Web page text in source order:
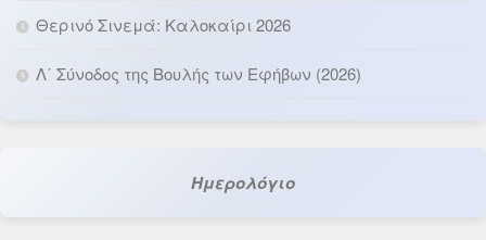
Θερινό Σινεμά: Καλοκαίρι 2026
Λ΄ Σύνοδος της Βουλής των Εφήβων (2026)
Ημερολόγιο